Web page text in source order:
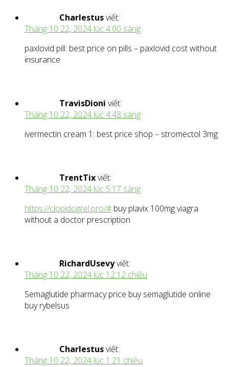
Charlestusviết:
Tháng 10 22, 2024 lúc 4:00 sáng
paxlovid pill: best price on pills – paxlovid cost without
insurance
TravisDioni viết:
Tháng 10 22, 2024 lúc 4:48 sáng
ivermectin cream 1: best price shop – stromectol 3mg
TrentTixviết:
Tháng 10 22, 2024 lúc 5:17 sáng
https://clopidogrel.pro/# buy plavix 100mg viagra
without a doctor prescription
RichardUsevyviết:
Tháng 10 22, 2024 lúc 12:12 chiều
Semaglutide pharmacy price buy semaglutide online
buy rybelsus
Charlestusviết:
Tháng 10 22, 2024 lúc 1:21 chiều